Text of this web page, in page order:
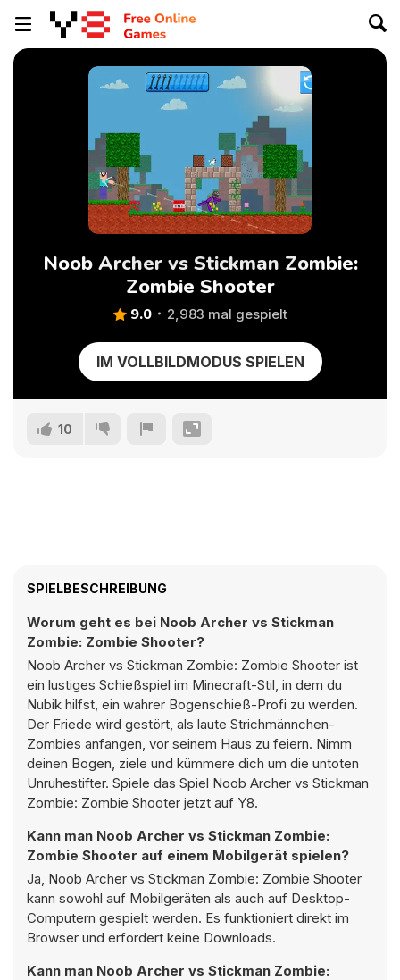
Noob Archer vs Stickman Zombie:
Zombie Shooter
9.0 2,983 mal gespielt
IM VOLLBILDMODUS SPIELEN
10
SPIELBESCHREIBUNG
Worum geht es bei Noob Archer vs Stickman
Zombie: Zombie Shooter?
Noob Archer vs Stickman Zombie: Zombie Shooter ist
ein lustiges Schießspiel im Minecraft-Stil, in dem du
Nubik hilfst, ein wahrer Bogenschieß-Profi zu werden.
Der Friede wird gestört, als laute Strichmännchen-
Zombies anfangen, vor seinem Haus zu feiern. Nimm
deinen Bogen, ziele und kümmere dich um die untoten
Unruhestifter. Spiele das Spiel Noob Archer vs Stickman
Zombie: Zombie Shooter jetzt auf Y8.
Kann man Noob Archer vs Stickman Zombie:
Zombie Shooter auf einem Mobilgerät spielen?
Ja, Noob Archer vs Stickman Zombie: Zombie Shooter
kann sowohl auf Mobilgeräten als auch auf Desktop-
Computern gespielt werden. Es funktioniert direkt im
Browser und erfordert keine Downloads.
Kann man Noob Archer vs Stickman Zombie: